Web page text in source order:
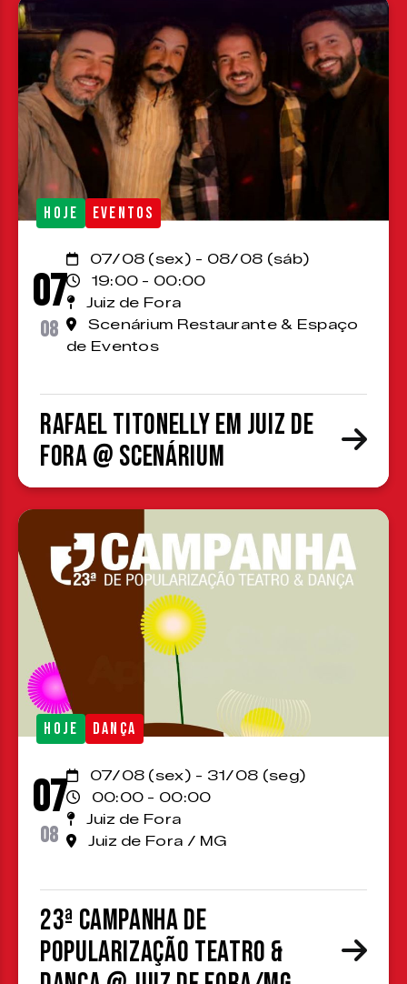
HOJE EVENTOS
07
08
07/08 (sex) - 08/08 (sáb)
19:00 - 00:00
Juiz de Fora
Scenárium Restaurante & Espaço
de Eventos
Rafael Titonelly em Juiz de
Fora @ Scenárium
HOJE DANÇA
07
08
07/08 (sex) - 31/08 (seg)
00:00 - 00:00
Juiz de Fora
Juiz de Fora / MG
23ª Campanha de
Popularização Teatro &